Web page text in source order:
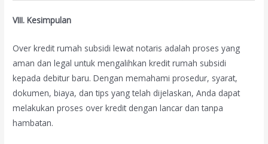
VIII. Kesimpulan
Over kredit rumah subsidi lewat notaris adalah proses yang
aman dan legal untuk mengalihkan kredit rumah subsidi
kepada debitur baru. Dengan memahami prosedur, syarat,
dokumen, biaya, dan tips yang telah dijelaskan, Anda dapat
melakukan proses over kredit dengan lancar dan tanpa
hambatan.